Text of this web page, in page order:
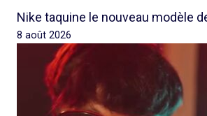
Nike taquine le nouveau modèle
8 août 2026